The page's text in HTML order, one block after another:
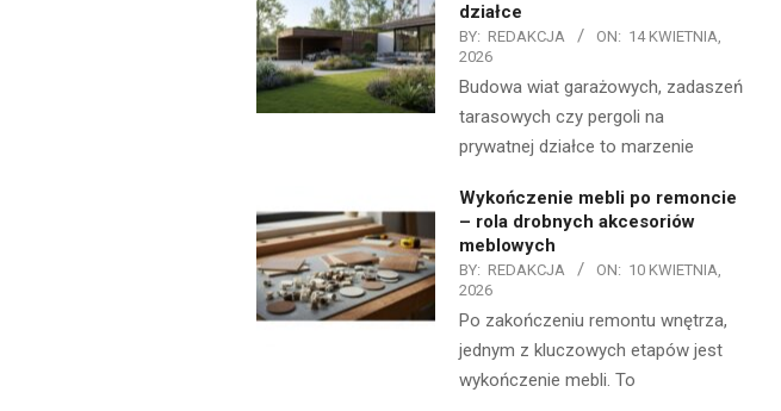
działce
BY: REDAKCJA ON: 14 KWIETNIA,
2026
Budowa wiat garażowych, zadaszeń
tarasowych czy pergoli na
prywatnej działce to marzenie
Wykończenie mebli po remoncie
– rola drobnych akcesoriów
meblowych
BY: REDAKCJA ON: 10 KWIETNIA,
2026
Po zakończeniu remontu wnętrza,
jednym z kluczowych etapów jest
wykończenie mebli. To